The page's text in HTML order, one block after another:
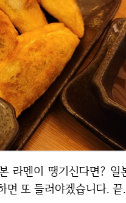
면 또 들러야겠습니다. 끝.